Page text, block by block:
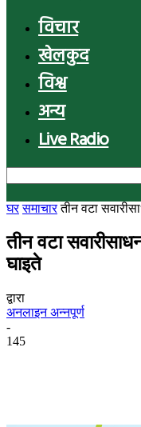
विचार
खेलकुद
विश्व
अन्य
Live Radio
घर समाचार तीन वटा
तीन वटा
घाइते
द्वारा
अनलाइन अन्नपूर्ण
-
145